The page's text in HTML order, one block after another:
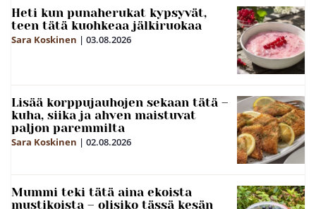
Heti kun punaherukat kypsyvät,
teen tätä kuohkeaa jälkiruokaa
Sara Koskinen | 03.08.2026
Lisää korppujauhojen sekaan tätä –
kuha, siika ja ahven maistuvat
paljon paremmilta
Sara Koskinen | 02.08.2026
Mummi teki tätä aina ekoista
mustikoista – olisiko tässä kesän